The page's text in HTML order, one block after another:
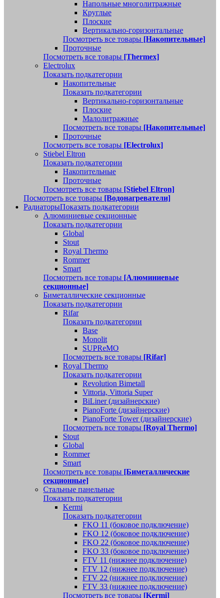
Напольные многолитражные
Круглые
Плоские
Вертикально-горизонтальные
Посмотреть все товары [Накопительные]
Проточные
Посмотреть все товары [Thermex]
Electrolux
Показать подкатегории
Накопительные
Показать подкатегории
Вертикально-горизонтальные
Плоские
Малолитражные
Посмотреть все товары [Накопительные]
Проточные
Посмотреть все товары [Electrolux]
Stiebel Eltron
Показать подкатегории
Накопительные
Проточные
Посмотреть все товары [Stiebel Eltron]
Посмотреть все товары [Водонагреватели]
РадиаторыПоказать подкатегории
Алюминиевые секционные
Показать подкатегории
Global
Stout
Royal Thermo
Rommer
Smart
Посмотреть все товары [Алюминиевые
секционные]
Биметаллические секционные
Показать подкатегории
Rifar
Показать подкатегории
Base
Monolit
SUPReMO
Посмотреть все товары [Rifar]
Royal Thermo
Показать подкатегории
Revolution Bimetall
Vittoria, Vittoria Super
BiLiner (дизайнерские)
PianoForte (дизайнерские)
PianoForte Tower (дизайнерские)
Посмотреть все товары [Royal Thermo]
Stout
Global
Rommer
Smart
Посмотреть все товары [Биметаллические
секционные]
Стальные панельные
Показать подкатегории
Kermi
Показать подкатегории
FKO 11 (боковое подключение)
FKO 12 (боковое подключение)
FKO 22 (боковое подключение)
FKO 33 (боковое подключение)
FTV 11 (нижнее подключение)
FTV 12 (нижнее подключение)
FTV 22 (нижнее подключение)
FTV 33 (нижнее подключение)
Посмотреть все товары [Kermi]